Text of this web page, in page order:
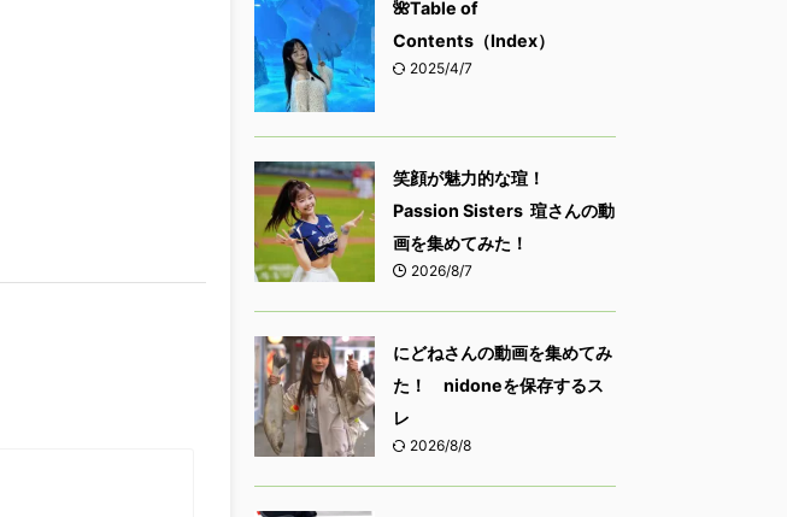
🌺Table of
Contents（Index）
2025/4/7
笑顔が魅力的な瑄！
Passion Sisters 瑄さんの動
画を集めてみた！
2026/8/7
にどねさんの動画を集めてみ
た！ nidoneを保存するス
レ
2026/8/8